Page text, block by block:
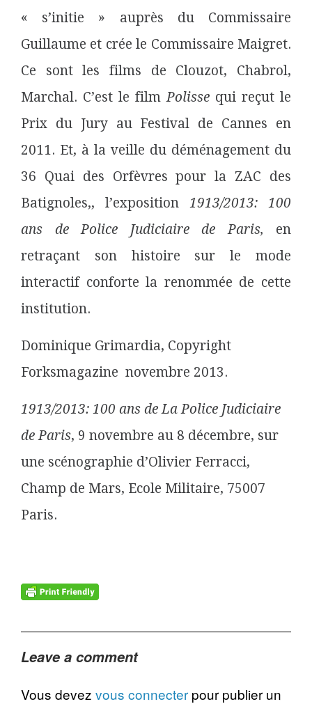
« s’initie » auprès du Commissaire
Guillaume et crée le Commissaire Maigret.
Ce sont les films de Clouzot, Chabrol,
Marchal. C’est le filmPolisse qui reçut le
Prix du Jury au Festival de Cannes en
2011. Et, à la veille du déménagement du
36 Quai des Orfèvres pour la ZAC des
Batignoles,, l’exposition 1913/2013: 100
ans de Police Judiciaire de Paris, en
retraçant son histoire sur le mode
interactif conforte la renommée de cette
institution.
Dominique Grimardia, Copyright
Forksmagazine novembre 2013.
1913/2013: 100 ans de La Police Judiciaire
de Paris, 9 novembre au 8 décembre, sur
une scénographie d’Olivier Ferracci,
Champ de Mars, Ecole Militaire, 75007
Paris.
Leave a comment
Vous devez vous connecter pour publier un